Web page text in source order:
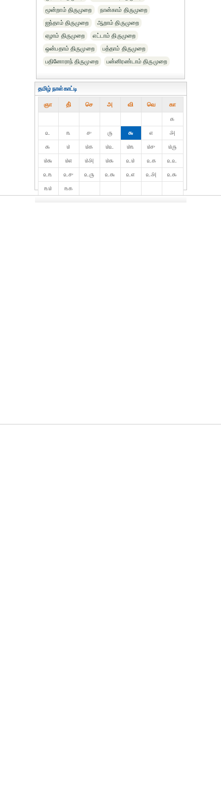
மூன்றாம் திருமுறை
நான்காம் திருமுறை
ஐந்தாம் திருமுறை
ஆறாம் திருமுறை
ஏழாம் திருமுறை
எட்டாம் திருமுறை
ஒன்பதாம் திருமுறை
பத்தாம் திருமுறை
பதினோராந் திருமுறை
பன்னிரண்டாம் திருமுறை
தமிழ் நாள்காட்டி
ஞா தி் செ அ வி வெ கா
௧
௨
௩ ௪ ௫ ௬ ௭
௮
௯
௰ ௰௧ ௰௨ ௰௩ ௰௪
௰௫
௰௬
௰௭ ௰௮ ௰௯ ௨௰ ௨௧
௨௨
௨௩
௨௪ ௨௫ ௨௬ ௨௭ ௨௮
௨௯
௩௰
௩௧